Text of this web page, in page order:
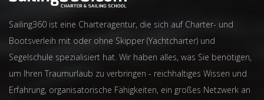
Sailing360 ist eine Charteragentur, die sich auf Charter- und
Bootsverleih mit oder ohne Skipper (Yachtcharter) und
Segelschule spezialisiert hat. Wir haben alles, was Sie benötigen,
um Ihren Traumurlaub zu verbringen - reichhaltiges Wissen und
Erfahrung, organisatorische Fähigkeiten, ein großes Netzwerk an